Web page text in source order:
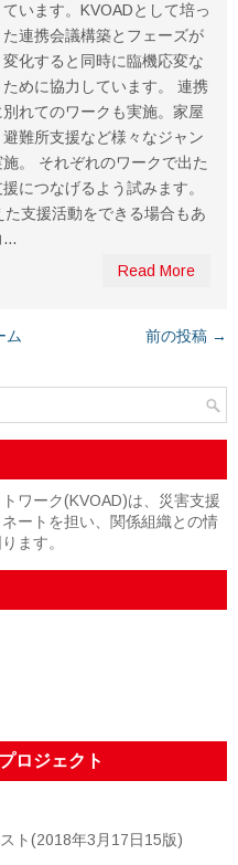
ています。KVOADとして培っ
た連携会議構築とフェーズが
変化すると同時に臨機応変な
めに協力しています。 連携
れてのワークも実施。家屋
難所支援など様々なジャン
。 それぞれのワークで出た
につなげるよう試みます。
支援活動をできる場合もあ
...
Read More
前の投稿 →
ム
ワーク(KVOAD)は、災害支援
ートを担い、関係組織との情
ます。
ロジェクト
ト(2018年3月17日15版)